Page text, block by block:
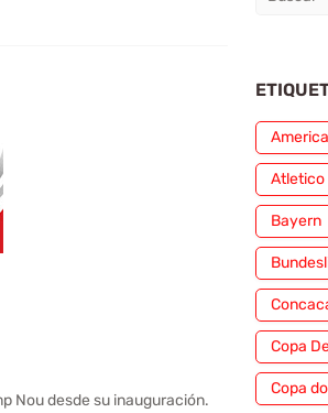
Nou desde su inauguración.
America
Atletico
Bayern
Copa
Copa